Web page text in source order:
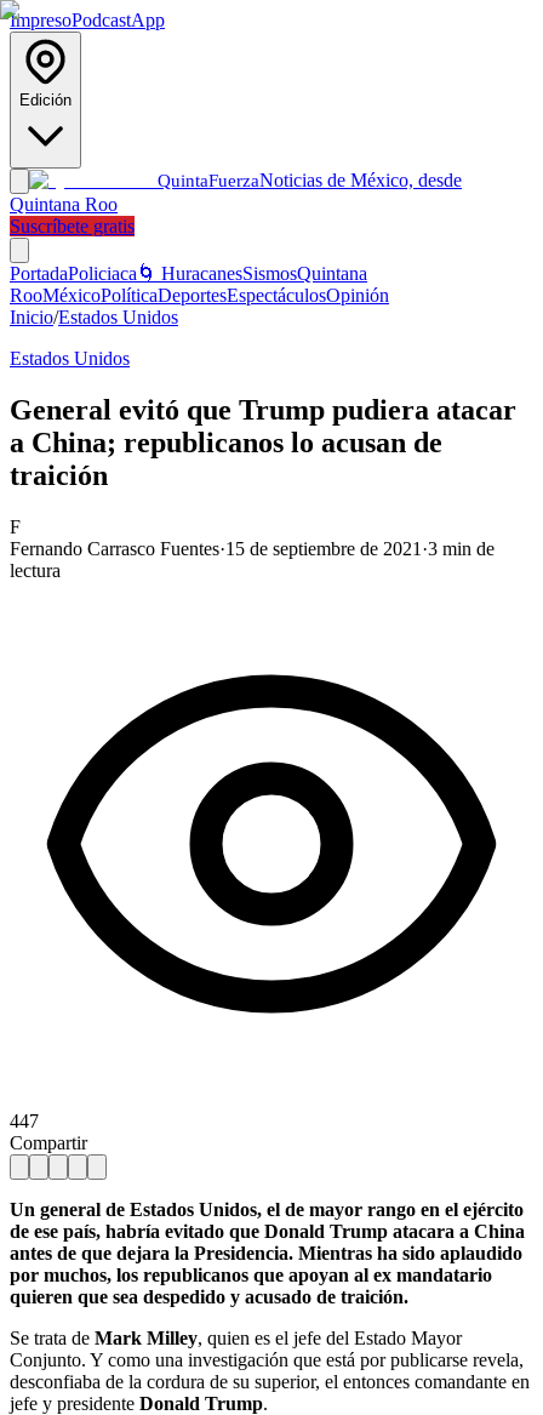
ImpresoPodcastApp
Edición
QuintaFuerzaNoticias de México, desde
Quintana Roo
Suscríbete gratis
PortadaPoliciaca 🌀 HuracanesSismosQuintana
RooMéxicoPolíticaDeportesEspectáculosOpinión
Inicio/Estados Unidos
Estados Unidos
General evitó que Trump pudiera atacar
a China; republicanos lo acusan de
traición
F
Fernando Carrasco Fuentes·15 de septiembre de 2021 ·3 min de
lectura
447
Compartir
Un general de Estados Unidos, el de mayor rango en el ejército
de ese país, habría evitado que Donald Trump atacara a China
antes de que dejara la Presidencia. Mientras ha sido aplaudido
por muchos, los republicanos que apoyan al ex mandatario
quieren que sea despedido y acusado de traición.
Se trata de Mark Milley, quien es el jefe del Estado Mayor
Conjunto. Y como una investigación que está por publicarse revela,
desconfiaba de la cordura de su superior, el entonces comandante en
jefe y presidente Donald Trump.